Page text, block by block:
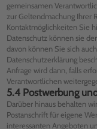
gemeinsamen
zur Geltendmachung Ihrer
Kontaktmöglichkeiten Sie
Datenschutz können sie
davon können Sie sich
Datenschutzerklärung
Anfrage wird dann, falls
Verantwortlichen
5.4 Postwerbung
Darüber hinaus behalten
Postanschrift für eigene
interessanten Angeboten